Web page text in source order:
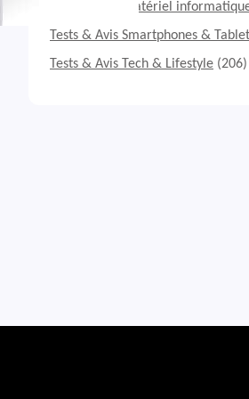
Tests & Avis Matériel
Tests & Avis Smartphones &
Tests & Avis Tech & Lifestyle (206)